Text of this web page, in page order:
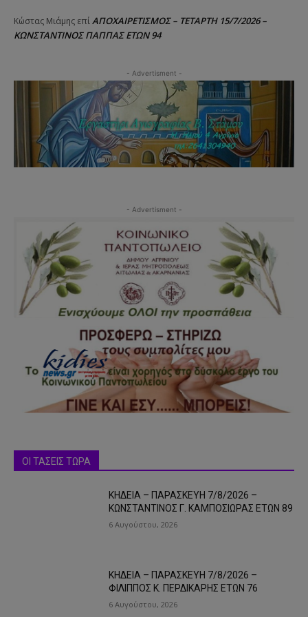
Κώστας Μιάμης επίΑΠΟΧΑΙΡΕΤΙΣΜΟΣ – ΤΕΤΑΡΤΗ 15/7/2026 –
ΚΩΝΣΤΑΝΤΙΝΟΣ ΠΑΠΠΑΣ ΕΤΩΝ 94
- Advertisment -
- Advertisment -
ΟΙ ΤΑΣΕΙΣ ΤΩΡΑ
ΚΗΔΕΙΑ – ΠΑΡΑΣΚΕΥΗ 7/8/2026 –
ΚΩΝΣΤΑΝΤΙΝΟΣ Γ. ΚΑΜΠΟΣΙΩΡΑΣ ΕΤΩΝ 89
6 Αυγούστου, 2026
ΚΗΔΕΙΑ – ΠΑΡΑΣΚΕΥΗ 7/8/2026 –
ΦΙΛΙΠΠΟΣ Κ. ΠΕΡΔΙΚΑΡΗΣ ΕΤΩΝ 76
6 Αυγούστου, 2026